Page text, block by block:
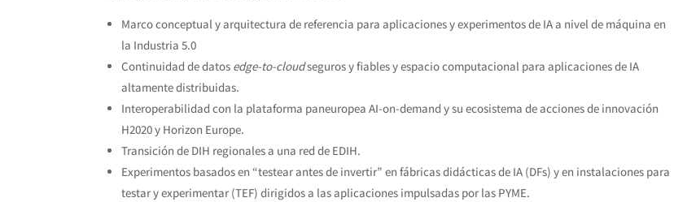
Marco conceptual y arquitectura de referencia para aplicaciones y experimentos de IA a nivel de máquina en
la Industria 5.0
Continuidad de datos edge-to-cloudseguros y fiables y espacio computacional para aplicaciones de IA
altamente distribuidas.
Interoperabilidad con la plataforma paneuropea AI-on-demand y su ecosistema de acciones de innovación
H2020 y Horizon Europe.
Transición de DIH regionales a una red de EDIH.
Experimentos basados en “testear antes de invertir” en fábricas didácticas de IA (DFs) y en instalaciones para
testar y experimentar (TEF) dirigidos a las aplicaciones impulsadas por las PYME.